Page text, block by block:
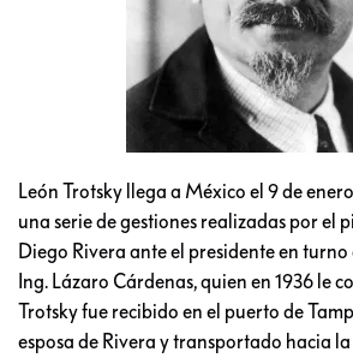
León Trotsky llega a México el 9 de
una serie de gestiones realizadas por el
Diego Rivera ante el presidente en turno
Ing. Lázaro Cárdenas, quien en 1936 le
Trotsky fue recibido en el puerto de
esposa de Rivera y transportado hacia